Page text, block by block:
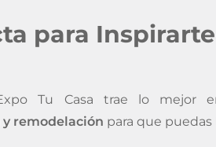
para Inspirarte
Tu Casa trae lo mejor
remodelación para que